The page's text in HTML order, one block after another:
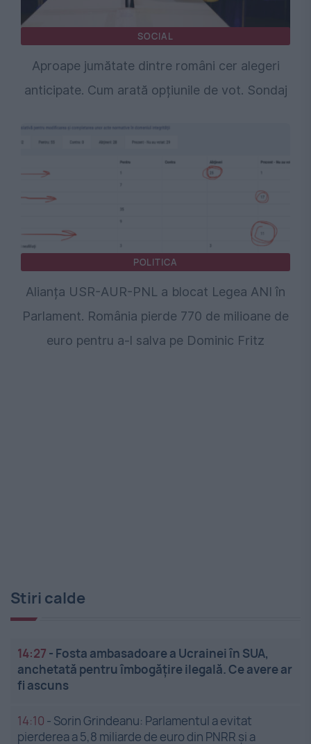
SOCIAL
Aproape jumătate dintre români cer alegeri
anticipate. Cum arată opțiunile de vot. Sondaj
POLITICA
Alianța USR-AUR-PNL a blocat Legea ANI în
Parlament. România pierde 770 de milioane de
euro pentru a-l salva pe Dominic Fritz
Stiri calde
14:27 - Fosta ambasadoare a Ucrainei în SUA,
anchetată pentru îmbogățire ilegală. Ce avere ar
fi ascuns
14:10 - Sorin Grindeanu: Parlamentul a evitat
pierderea a 5,8 miliarde de euro din PNRR și a